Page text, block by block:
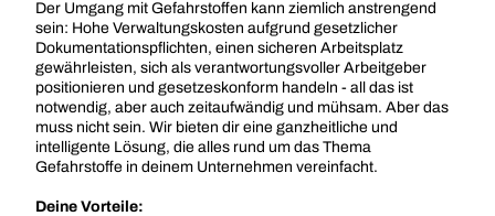
Powered byUsercentrics Consent
Management Platform
Der Umgang mit Gefahrstoffen kann ziemlich anstrengend
sein: Hohe Verwaltungskosten aufgrund gesetzlicher
Dokumentationspflichten, einen sicheren Arbeitsplatz
gewährleisten, sich als verantwortungsvoller Arbeitgeber
positionieren und gesetzeskonform handeln - all das ist
notwendig, aber auch zeitaufwändig und mühsam. Aber das
muss nicht sein. Wir bieten dir eine ganzheitliche und
intelligente Lösung, die alles rund um das Thema
Gefahrstoffe in deinem Unternehmen vereinfacht.
Deine Vorteile: